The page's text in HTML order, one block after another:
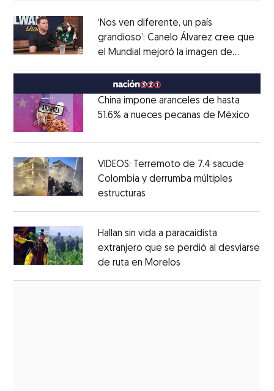
‘Nos ven diferente, un país
grandioso’: Canelo Álvarez cree que
el Mundial mejoró la imagen de
China impone aranceles de hasta
51.6% a nueces pecanas de México
VIDEOS: Terremoto de 7.4 sacude
Colombia y derrumba múltiples
estructuras
Hallan sin vida a paracaidista
extranjero que se perdió al desviarse
de ruta en Morelos